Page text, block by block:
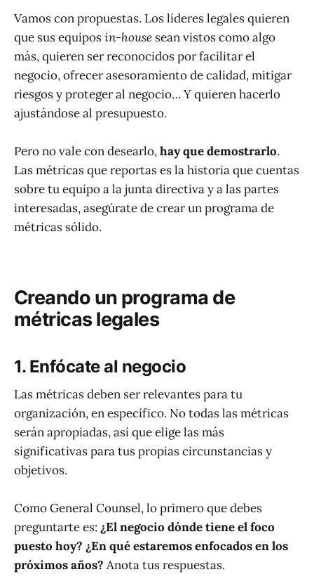
Vamos con propuestas. Los líderes legales quieren
que sus equiposin-house sean vistos como algo
más, quieren ser reconocidos por facilitar el
negocio, ofrecer asesoramiento de calidad, mitigar
riesgos y proteger al negocio… Y quieren hacerlo
ajustándose al presupuesto.
Pero no vale con desearlo,hay que demostrarlo.
Las métricas que reportas es la historia que cuentas
sobre tu equipo a la junta directiva y a las partes
interesadas, asegúrate de crear un programa de
métricas sólido.
Creando un programa de
métricas legales
1. Enfócate al negocio
Las métricas deben ser relevantes para tu
organización, en específico. No todas las métricas
serán apropiadas, así que elige las más
significativas para tus propias circunstancias y
objetivos.
Como General Counsel, lo primero que debes
preguntarte es: ¿El negocio dónde tiene el foco
puesto hoy? ¿En qué estaremos enfocados en los
próximos años? Anota tus respuestas.